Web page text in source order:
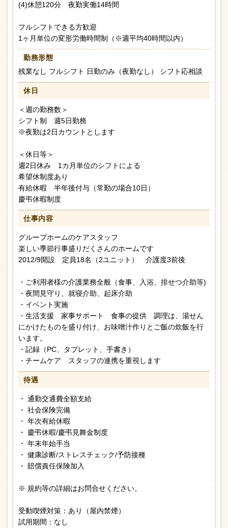
(4)休憩120分 夜勤実働14時間
フルシフトできる方歓迎
1ヶ月単位の変形労働時間制（※週平均40時間以内）
勤務形態
残業なし フルシフト 日勤のみ（夜勤なし） シフト応相談
休日
＜週の勤務数＞
シフト制 週5日勤務
※夜勤は2日カウントとします
＜休日等＞
週2日休み 1カ月単位のシフトによる
希望休制度あり
有給休暇 半年後付与（常勤の場合10日）
慶弔休暇制度
仕事内容
グループホームのケアスタッフ
楽しい季節行事盛りだくさんのホームです
2012/9開設 定員18名（2ユニット） 介護度3前後
・ご利用者様の介護業務全般（食事、入浴、排せつ介助等)
・夜間見守り、就寝介助、起床介助
・イベント実施
・生活支援 家事サポート 食事の提供 調理は、湯せん
にかけたものを盛り付け、お味噌汁作りとご飯の炊飯を行
います。
・記録（PC、タブレット、手書き）
・チームケア スタッフの連携を重視します
待遇
・ 通勤交通費全額支給
・ 社会保険完備
・ 年次有給休暇
・ 慶弔休暇/慶弔見舞金制度
・ 年末年始手当
・ 健康診断/ストレスチェック/予防接種
・ 賠償責任保険加入
※ 規約等の詳細はお問合せください。
受動喫煙対策：あり（屋内禁煙）
試用期間：なし